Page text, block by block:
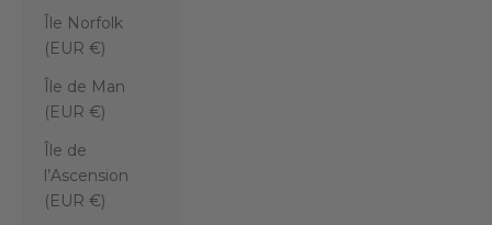
Île Norfolk
(EUR €)
Île de Man
(EUR €)
Île de
l’Ascension
(EUR €)